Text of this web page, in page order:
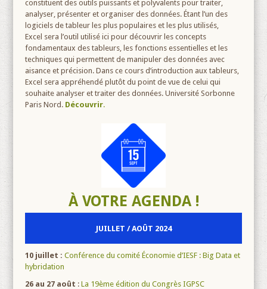
constituent des outils puissants et polyvalents pour traiter,
analyser, présenter et organiser des données. Étant l’un des
logiciels de tableur les plus populaires et les plus utilisés,
Excel sera l’outil utilisé ici pour découvrir les concepts
fondamentaux des tableurs, les fonctions essentielles et les
techniques qui permettent de manipuler des données avec
aisance et précision. Dans ce cours d’introduction aux tableurs,
Excel sera appréhendé plutôt du point de vue de celui qui
souhaite analyser et traiter des données. Université Sorbonne
Paris Nord. Découvrir.
À VOTRE AGENDA !
JUILLET / AOÛT 2024
10 juillet : Conférence du comité Économie d’IESF : Big Data et
hybridation
26 au 27 août :La 19ème édition du Congrès IGPSC